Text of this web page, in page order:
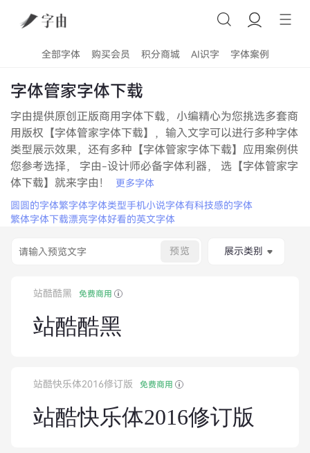
全部字体 购买会员 积分商城 AI识字 字体案例
字体管家字体下载
字由提供原创正版商用字体下载，小编精心为您挑选多套商
用版权【字体管家字体下载】，输入文字可以进行多种字体
类型展示效果，还有多种【字体管家字体下载】应用案例供
您参考选择， 字由-设计师必备字体利器， 选【字体管家字
体下载】就来字由！
更多字体
圆圆的字体繁字体字体类型手机小说字体有科技感的字体
繁体字体下载漂亮字体好看的英文字体
预览 展示类别
站酷酷黑 免费商用
站酷酷黑
站酷快乐体2016修订版 免费商用
站酷快乐体2016修订版